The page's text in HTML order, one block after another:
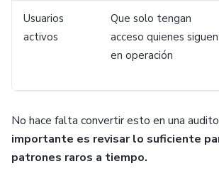
Usuarios
activos
Que solo tengan
acceso quienes siguen
en operación
No hace falta convertir esto en una
importante es revisar lo suficiente
patrones raros a tiempo.